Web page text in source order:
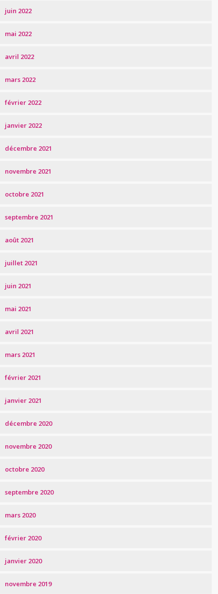
juin 2022
mai 2022
avril 2022
mars 2022
février 2022
janvier 2022
décembre 2021
novembre 2021
octobre 2021
septembre 2021
août 2021
juillet 2021
juin 2021
mai 2021
avril 2021
mars 2021
février 2021
janvier 2021
décembre 2020
novembre 2020
octobre 2020
septembre 2020
mars 2020
février 2020
janvier 2020
novembre 2019